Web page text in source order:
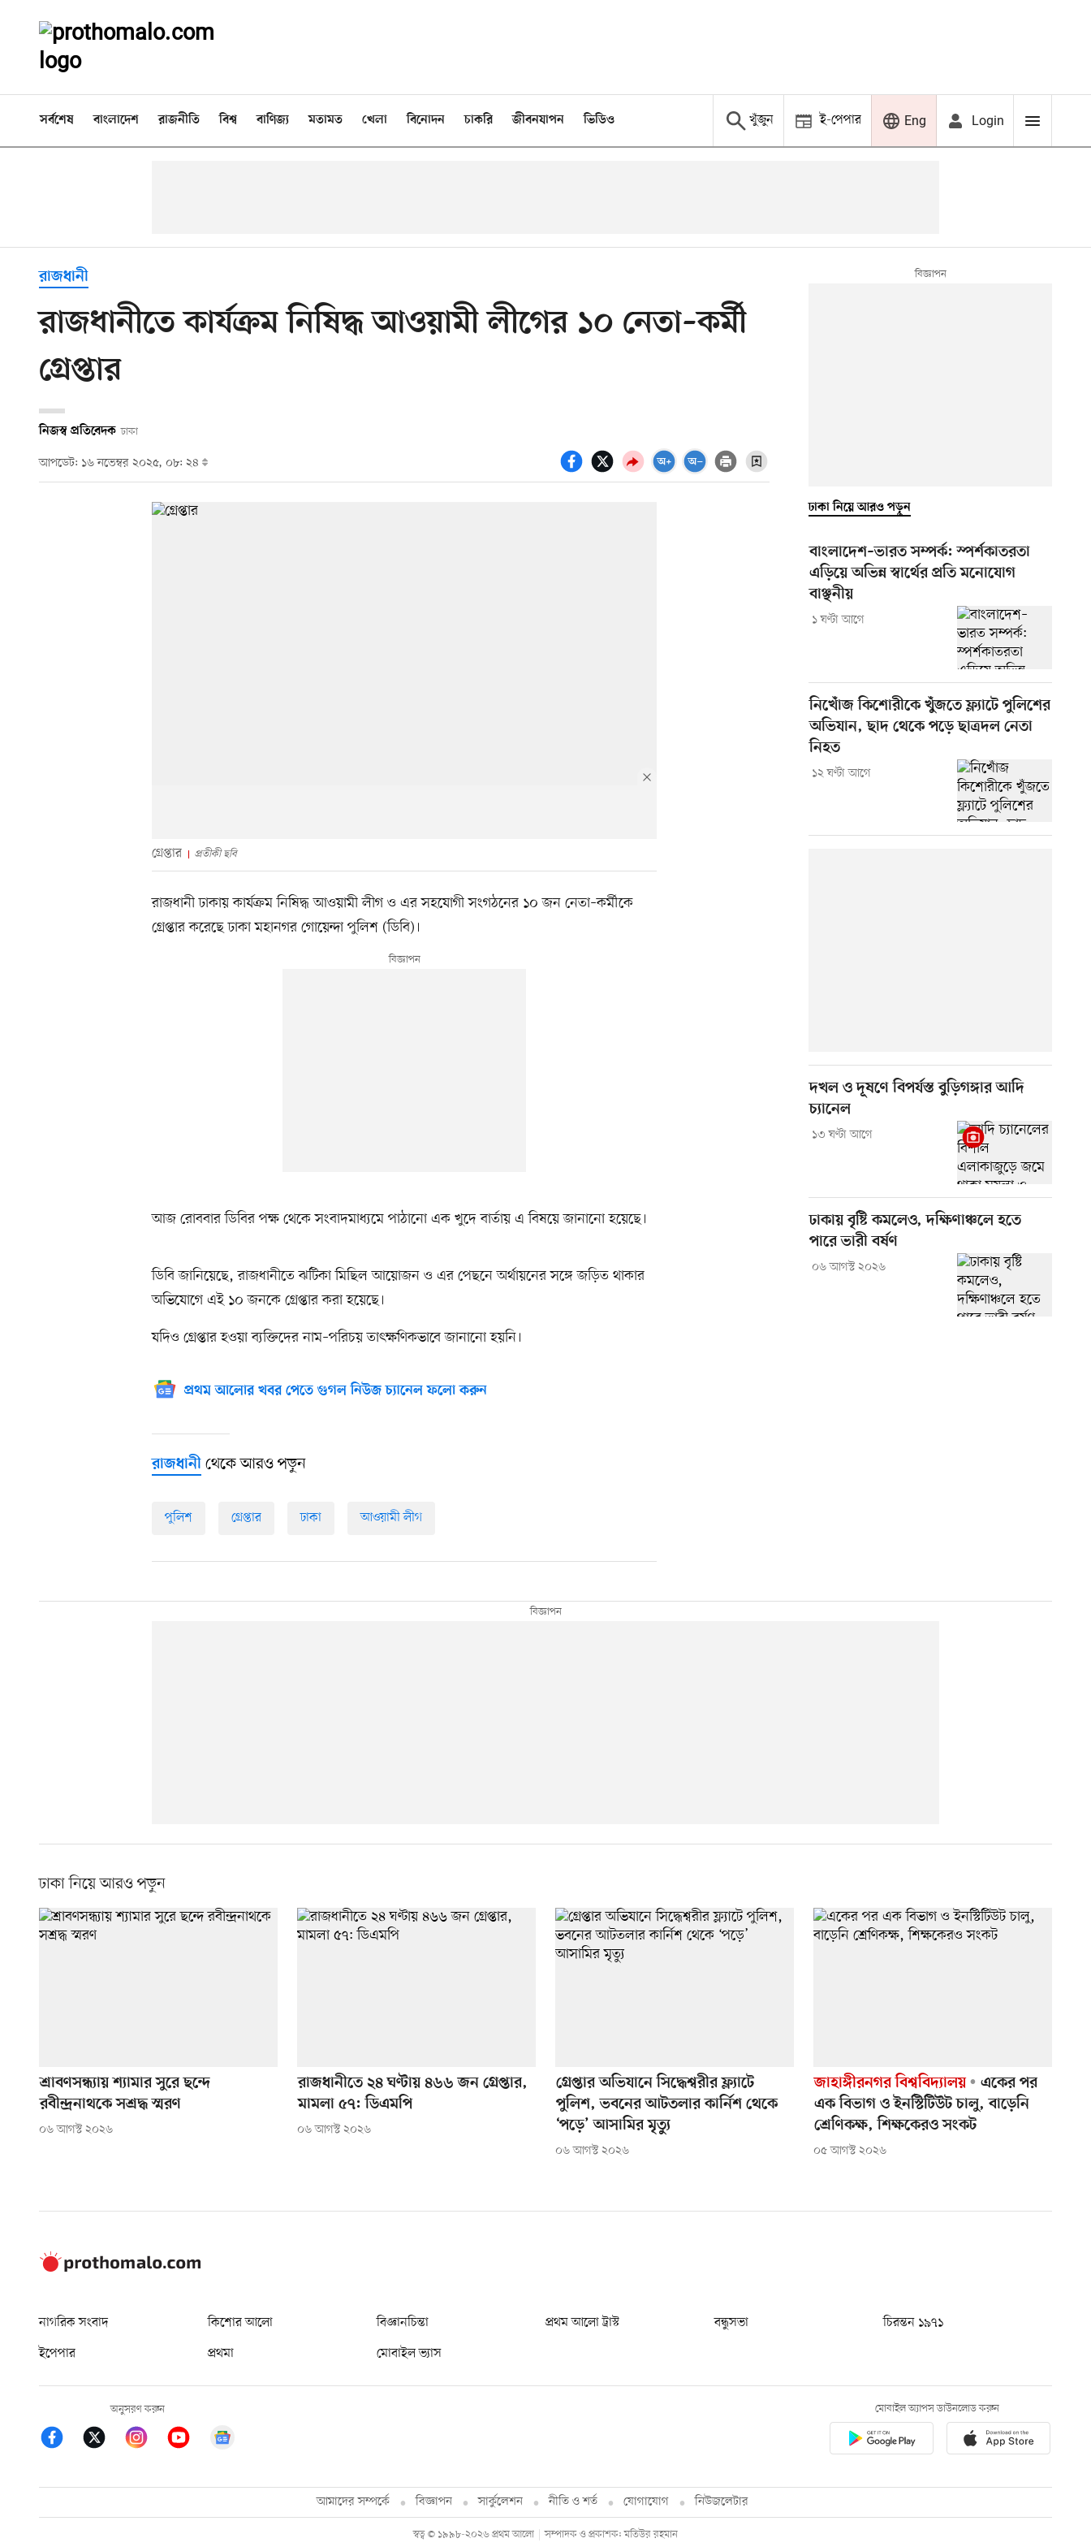
সর্বশেষ বাংলাদেশ রাজনীতি বিশ্ব বাণিজ্য মতামত খেলা বিনোদন চাকরি জীবনযাপন ভিডিও খুঁজুন ই-পেপার Eng Login
রাজধানী
রাজধানীতে কার্যক্রম নিষিদ্ধ আওয়ামী লীগের ১০ নেতা–কর্মী
গ্রেপ্তার
নিজস্ব প্রতিবেদক ঢাকা
আপডেট: ১৬ নভেম্বর ২০২৫, ০৮: ২৪
গ্রেপ্তার প্রতীকী ছবি
রাজধানী ঢাকায় কার্যক্রম নিষিদ্ধ আওয়ামী লীগ ও এর সহযোগী সংগঠনের ১০ জন নেতা–কর্মীকে
গ্রেপ্তার করেছে ঢাকা মহানগর গোয়েন্দা পুলিশ (ডিবি)।
আজ রোববার ডিবির পক্ষ থেকে সংবাদমাধ্যমে পাঠানো এক খুদে বার্তায় এ বিষয়ে জানানো হয়েছে।
ডিবি জানিয়েছে, রাজধানীতে ঝটিকা মিছিল আয়োজন ও এর পেছনে অর্থায়নের সঙ্গে জড়িত থাকার
অভিযোগে এই ১০ জনকে গ্রেপ্তার করা হয়েছে।
যদিও গ্রেপ্তার হওয়া ব্যক্তিদের নাম–পরিচয় তাৎক্ষণিকভাবে জানানো হয়নি।
প্রথম আলোর খবর পেতে গুগল নিউজ চ্যানেল ফলো করুন
রাজধানী থেকে আরও পড়ুন
পুলিশ গ্রেপ্তার ঢাকা আওয়ামী লীগ
ঢাকা নিয়ে আরও পড়ুন
বাংলাদেশ–ভারত সম্পর্ক: স্পর্শকাতরতা
এড়িয়ে অভিন্ন স্বার্থের প্রতি মনোযোগ
বাঞ্ছনীয়
১ ঘণ্টা আগে
নিখোঁজ কিশোরীকে খুঁজতে ফ্ল্যাটে পুলিশের
অভিযান, ছাদ থেকে পড়ে ছাত্রদল নেতা
নিহত
১২ ঘণ্টা আগে
দখল ও দূষণে বিপর্যস্ত বুড়িগঙ্গার আদি
চ্যানেল
১৩ ঘণ্টা আগে
ঢাকায় বৃষ্টি কমলেও, দক্ষিণাঞ্চলে হতে
পারে ভারী বর্ষণ
০৬ আগস্ট ২০২৬
ঢাকা নিয়ে আরও পড়ুন
শ্রাবণসন্ধ্যায় শ্যামার সুরে ছন্দে
রবীন্দ্রনাথকে সশ্রদ্ধ স্মরণ
০৬ আগস্ট ২০২৬
রাজধানীতে ২৪ ঘণ্টায় ৪৬৬ জন গ্রেপ্তার,
মামলা ৫৭: ডিএমপি
০৬ আগস্ট ২০২৬
গ্রেপ্তার অভিযানে সিদ্ধেশ্বরীর ফ্ল্যাটে
পুলিশ, ভবনের আটতলার কার্নিশ থেকে
‘পড়ে’ আসামির মৃত্যু
০৬ আগস্ট ২০২৬
জাহাঙ্গীরনগর বিশ্ববিদ্যালয়
একের পর
এক বিভাগ ও ইনস্টিটিউট চালু, বাড়েনি
শ্রেণিকক্ষ, শিক্ষকেরও সংকট
০৫ আগস্ট ২০২৬
নাগরিক সংবাদ কিশোর আলো বিজ্ঞানচিন্তা প্রথম আলো ট্রাস্ট বন্ধুসভা
চিরন্তন ১৯৭১
ইপেপার
প্রথমা মোবাইল ভ্যাস
অনুসরণ করুন মোবাইল অ্যাপস ডাউনলোড করুন
আমাদের সম্পর্কে বিজ্ঞাপন সার্কুলেশন নীতি ও শর্ত যোগাযোগ নিউজলেটার
স্বত্ব © ১৯৯৮-২০২৬ প্রথম আলো সম্পাদক ও প্রকাশক: মতিউর রহমান